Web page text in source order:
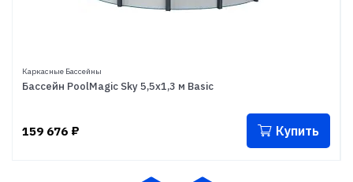
Каркасные Бассейны
Бассейн PoolMagic Sky 5,5x1,3 м Basic
159 676 ₽ Купить